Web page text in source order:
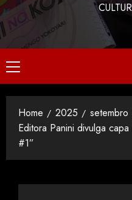
Home 2025
setembro
Editora Panini divulga
#1”